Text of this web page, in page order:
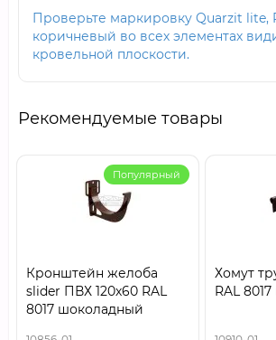
Проверьте маркировку Quarzit lite,
коричневый во всех элементах
кровельной плоскости.
Рекомендуемые товары
Популярный
Кронштейн желоба
slider ПВХ 120х60 RAL
8017 шоколадный
Хомут
RAL